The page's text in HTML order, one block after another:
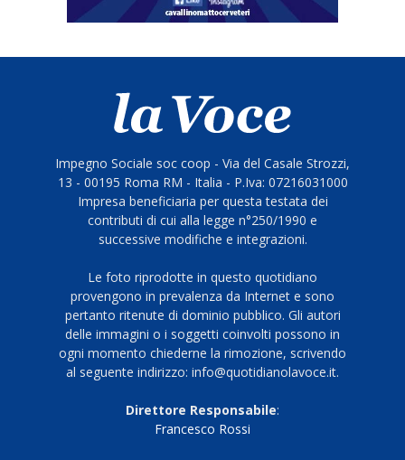
Impegno Sociale soc coop - Via del Casale Strozzi,
13 - 00195 Roma RM - Italia - P.Iva: 07216031000
Impresa beneficiaria per questa testata dei
contributi di cui alla legge n°250/1990 e
successive modifiche e integrazioni.
Le foto riprodotte in questo quotidiano
provengono in prevalenza da Internet e sono
pertanto ritenute di dominio pubblico. Gli autori
delle immagini o i soggetti coinvolti possono in
ogni momento chiederne la rimozione, scrivendo
al seguente indirizzo: info@quotidianolavoce.it.
Direttore Responsabile:
Francesco Rossi